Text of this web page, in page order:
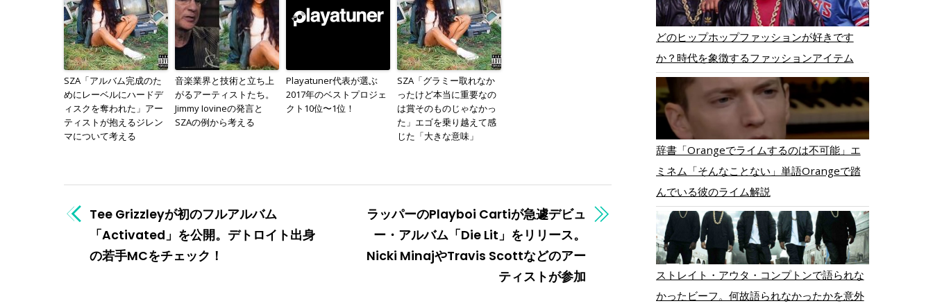
SZA「アルバム完成のた
めにレーベルにハードデ
ィスクを奪われた」アー
ティストが抱えるジレン
マについて考える
音楽業界と技術と立ち上
がるアーティストたち。
Jimmy Iovineの発言と
SZAの例から考える
Playatuner代表が選ぶ
2017年のベストプロジェ
クト10位〜1位！
SZA「グラミー取れなか
ったけど本当に重要なの
は賞そのものじゃなかっ
た」エゴを乗り越えて感
じた「大きな意味」
Tee Grizzleyが初のフルアルバム
「Activated」を公開。デトロイト出身
の若手MCをチェック！
ラッパーのPlayboi Cartiが急遽デビュ
ー・アルバム「Die Lit」をリリース。
Nicki MinajやTravis Scottなどのアー
ティストが参加
どのヒップホップファッションが好きです
か？時代を象徴するファッションアイテム
辞書「Orangeでライムするのは不可能」エ
ミネム「そんなことない」単語Orangeで踏
んでいる彼のライム解説
ストレイト・アウタ・コンプトンで語られな
かったビーフ。何故語られなかったかを意外